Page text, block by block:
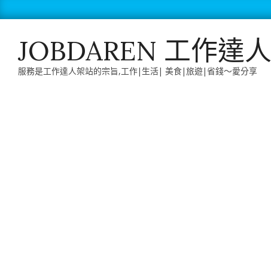
to
JOBDAREN 工作達人
服務是工作達人架站的宗旨,工作|生活| 美食|旅遊|省錢～愛分享